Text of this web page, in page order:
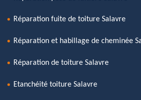
Réparation fuite de toiture Salavre
Réparation et habillage de cheminée
Réparation de toiture Salavre
Etanchéité toiture Salavre